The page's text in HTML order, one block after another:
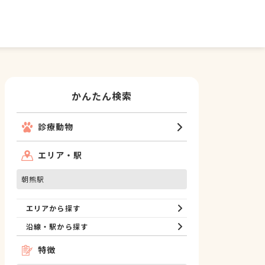
かんたん検索
診療動物
エリア・駅
朝熊駅
エリアから探す
沿線・駅から探す
特徴